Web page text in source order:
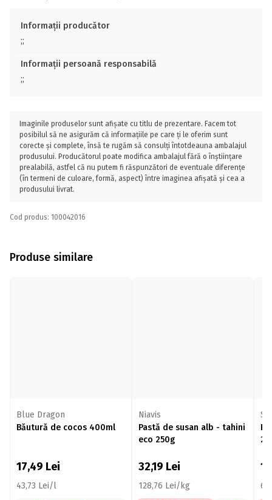
Informații producător
;;
Informații persoană responsabilă
;;
Imaginile produselor sunt afișate cu titlu de prezentare. Facem tot
posibilul să ne asigurăm că informațiile pe care ți le oferim sunt
corecte și complete, însă te rugăm să consulți întotdeauna ambalajul
produsului. Producătorul poate modifica ambalajul fără o înștiințare
prealabilă, astfel că nu putem fi răspunzători de eventuale diferențe
(în termeni de culoare, formă, aspect) între imaginea afișată și cea a
produsului livrat.
Cod produs: 100042016
Produse similare
Blue Dragon
Băutură de cocos 400ml
17,49 Lei
43,73 Lei/l
Niavis
Pastă de susan alb - tahini
eco 250g
32,19 Lei
128,76 Lei/kg